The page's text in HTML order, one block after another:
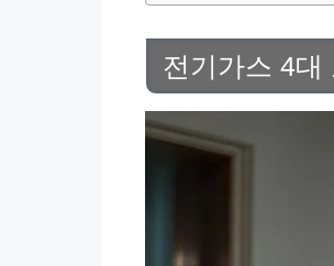
전기가스 4대